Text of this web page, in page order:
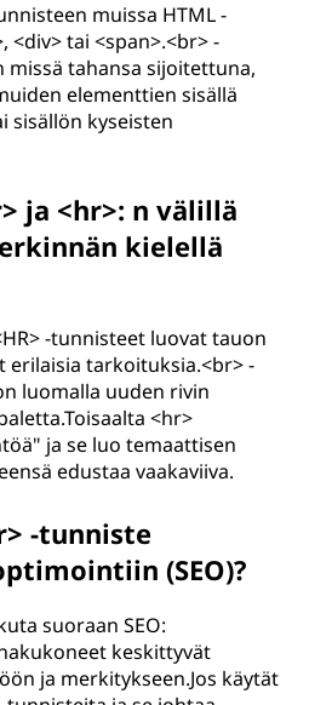
muissa HTML -
<div> tai <span>.<br> -
tahansa sijoitettuna,
elementtien sisällä
sisällön kyseisten
ja <hr>: n välillä
kielellä
-tunnisteet luovat tauon
erilaisia tarkoituksia.<br> -
luomalla uuden rivin
<hr>
ja se luo temaattisen
edustaa vaakaviiva.
-tunniste
(SEO)?
suoraan SEO:
keskittyvät
ja merkitykseen.Jos käytät